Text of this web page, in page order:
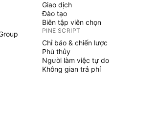
Giao dịch
Đào tạo
Biên tập viên chọn
PINE SCRIPT
Chỉ báo & chiến lược
Phù thủy
Người làm việc tự do
Không gian trả phí